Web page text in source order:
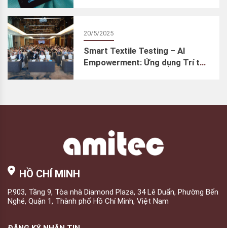
20/5/2025
Smart Textile Testing – AI
Empowerment: Ứng dụng Trí tuệ
HỒ CHÍ MINH
P.903, Tầng 9, Tòa nhà Diamond Plaza, 34 Lê Duẩn, Phường Bến
Nghé, Quận 1, Thành phố Hồ Chí Minh, Việt Nam